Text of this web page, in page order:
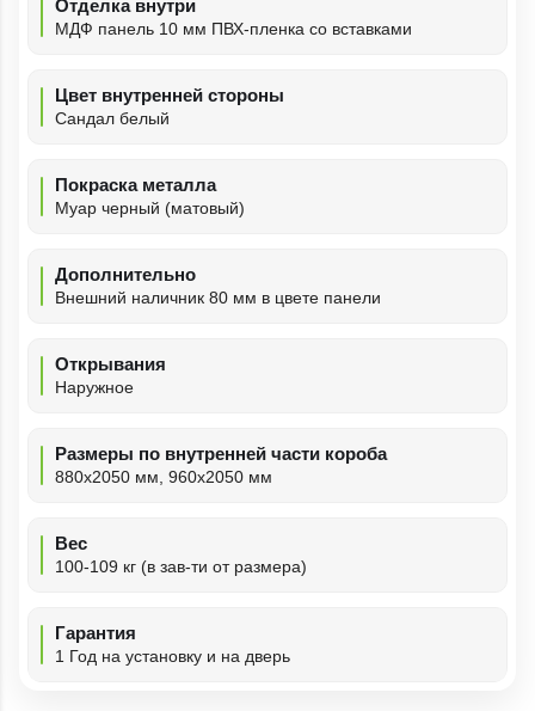
Отделка внутри
МДФ панель 10 мм ПВХ-пленка со вставками
Цвет внутренней стороны
Сандал белый
Покраска металла
Муар черный (матовый)
Дополнительно
Внешний наличник 80 мм в цвете панели
Открывания
Наружное
Размеры по внутренней части короба
880х2050 мм, 960х2050 мм
Вес
100-109 кг (в зав-ти от размера)
Гарантия
1 Год на установку и на дверь